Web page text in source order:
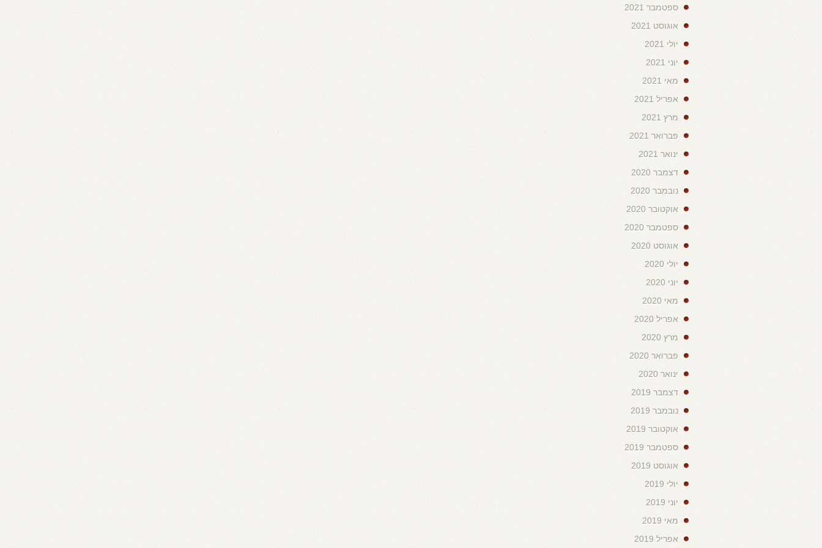
ספטמבר 2021
אוגוסט 2021
יולי 2021
יוני 2021
מאי 2021
אפריל 2021
מרץ 2021
פברואר 2021
ינואר 2021
דצמבר 2020
נובמבר 2020
אוקטובר 2020
ספטמבר 2020
אוגוסט 2020
יולי 2020
יוני 2020
מאי 2020
אפריל 2020
מרץ 2020
פברואר 2020
ינואר 2020
דצמבר 2019
נובמבר 2019
אוקטובר 2019
ספטמבר 2019
אוגוסט 2019
יולי 2019
יוני 2019
מאי 2019
אפריל 2019